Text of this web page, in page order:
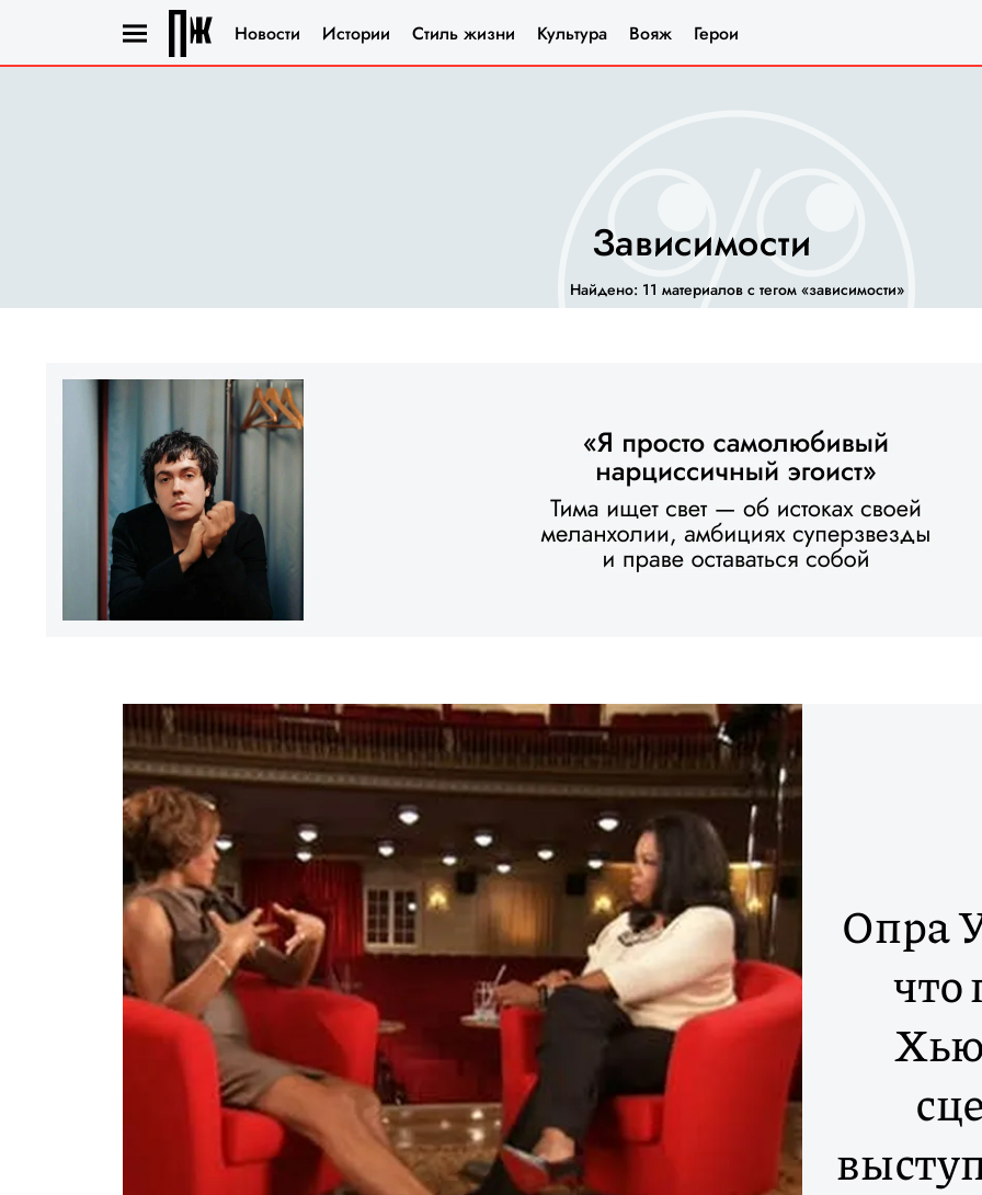
Новости Истории Стиль жизни Культура Вояж Герои
зависимости
Найдено: 11 материалов с тегом «зависимости»
Опра
что